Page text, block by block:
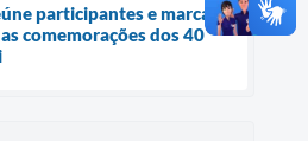
participantes e marca
comemorações dos 40